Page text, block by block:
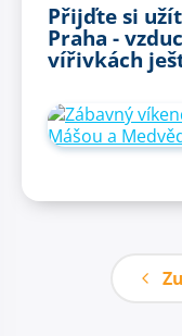
Přijďte si
Praha -
vířivkách